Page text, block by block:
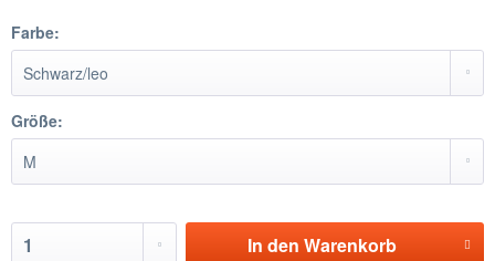
Farbe:
Größe:
In den Warenkorb